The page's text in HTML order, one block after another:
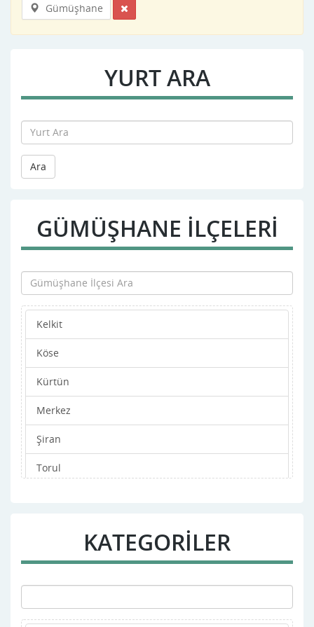
Gümüşhane
YURT ARA
Ara
GÜMÜŞHANE İLÇELERİ
Kelkit
Köse
Kürtün
Merkez
Şiran
Torul
KATEGORİLER